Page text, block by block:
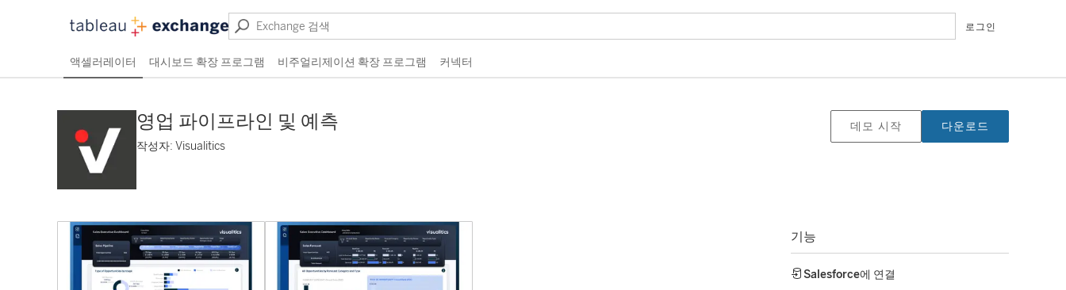
로그인
액셀러레이터 대시보드 확장 프로그램 비주얼리제이션 확장 프로그램 커넥터
영업 파이프라인 및 예측
작성자: Visualitics
데모 시작 다운로드
기능
Salesforce에 연결